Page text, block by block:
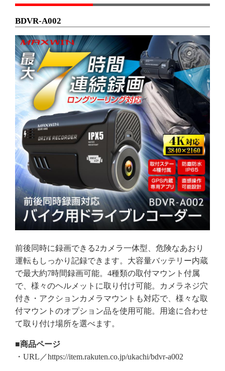
BDVR-A002
前後同時に録画できる2カメラ一体型、危険なあおり
運転もしっかり記録できます。大容量バッテリー内蔵
で最大約7時間録画可能。4種類の取付マウント付属
で、様々のヘルメットに取り付け可能。カメラネジ穴
付き・アクションカメラマウントも対応で、様々な取
付マウントのオプション品を使用可能。用途に合わせ
て取り付け場所を選べます。
■商品ページ
・URL／https://item.rakuten.co.jp/ukachi/bdvr-a002